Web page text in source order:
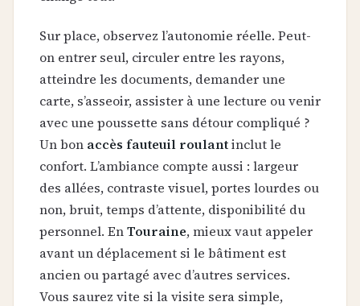
Sur place, observez l’autonomie réelle. Peut-
on entrer seul, circuler entre les rayons,
atteindre les documents, demander une
carte, s’asseoir, assister à une lecture ou venir
avec une poussette sans détour compliqué ?
Un bon accès fauteuil roulantinclut le
confort. L’ambiance compte aussi : largeur
des allées, contraste visuel, portes lourdes ou
non, bruit, temps d’attente, disponibilité du
personnel. EnTouraine, mieux vaut appeler
avant un déplacement si le bâtiment est
ancien ou partagé avec d’autres services.
Vous saurez vite si la visite sera simple,